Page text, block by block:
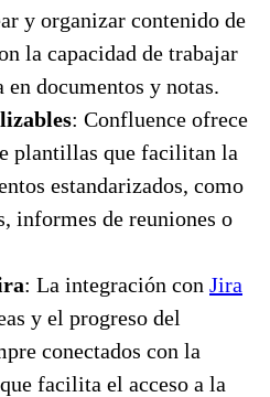
y organizar contenido de
la capacidad de trabajar
en documentos y notas.
: Confluence ofrece
plantillas que facilitan la
estandarizados, como
informes de reuniones o
: La integración con Jira
y el progreso del
conectados con la
facilita el acceso a la